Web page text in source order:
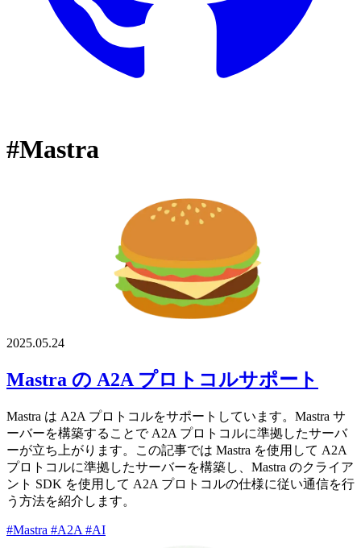
#Mastra
2025.05.24
Mastra の A2A プロトコルサポート
Mastra は A2A プロトコルをサポートしています。Mastra サ
ーバーを構築することで A2A プロトコルに準拠したサーバ
ーが立ち上がります。この記事では Mastra を使用して A2A
プロトコルに準拠したサーバーを構築し、Mastra のクライア
ント SDK を使用して A2A プロトコルの仕様に従い通信を行
う方法を紹介します。
#Mastra #A2A #AI